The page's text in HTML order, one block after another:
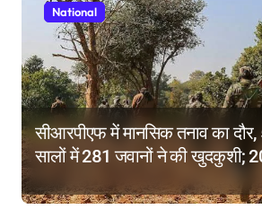
National
सीआरपीएफ में मानसिक तनाव का दौर,
सालों में 281 जवानों ने की खुदकुशी;